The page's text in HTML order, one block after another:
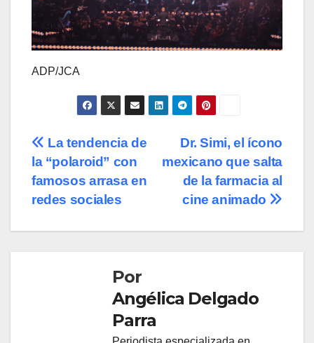
ADP/JCA
Navegación
de
entradas
Dr. Simi, el ícono
mexicano que salta
de la farmacia al
cine animado
La tendencia de
la “polaroid” con
famosos arrasa en
redes sociales
Por
Angélica Delgado
Parra